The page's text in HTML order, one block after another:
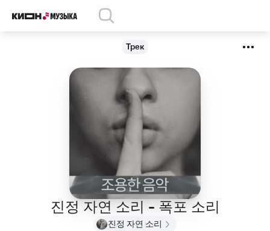
Трек
진정 자연 소리 - 폭포 소리
진정 자연 소리